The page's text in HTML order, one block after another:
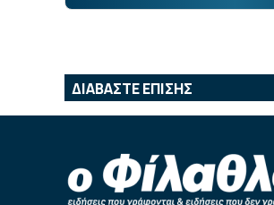
ΔΙΑΒΑΣΤΕ ΕΠΙΣΗΣ